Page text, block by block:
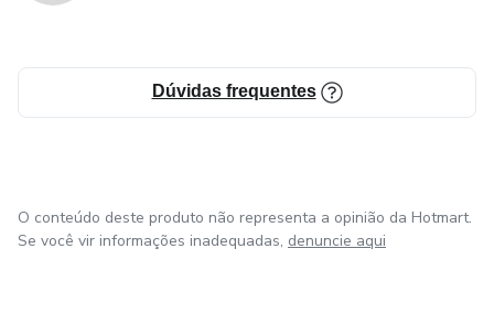
• Pessoas que buscam equilíbrio emocional
🌿 MenteLeve
Dúvidas frequentes
O conteúdo deste produto não representa a opinião da Hotmart.
Se você vir informações inadequadas, denuncie aqui